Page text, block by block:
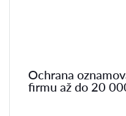
Ochrana
firmu až do 20